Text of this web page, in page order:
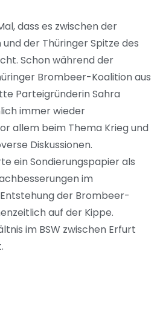
dass es zwischen der
der Thüringer Spitze des
Schon während der
Brombeer-Koalition aus
Parteigründerin Sahra
immer wieder
allem beim Thema Krieg und
Diskussionen.
ein Sondierungspapier als
im
der Brombeer-
auf der Kippe.
im BSW zwischen Erfurt